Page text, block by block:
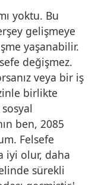
yoktu. Bu
gelişmeye
yaşanabilir.
değişmez.
veya bir iş
birlikte
sosyal
ben, 2085
Felsefe
iyi olur, daha
sürekli